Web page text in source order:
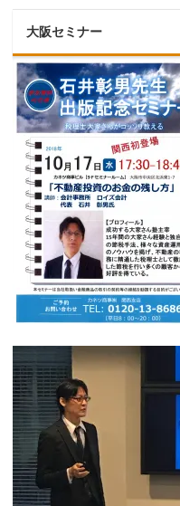
大阪セミナー